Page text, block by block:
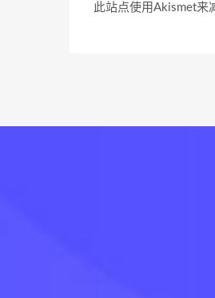
此站点使用Akismet来